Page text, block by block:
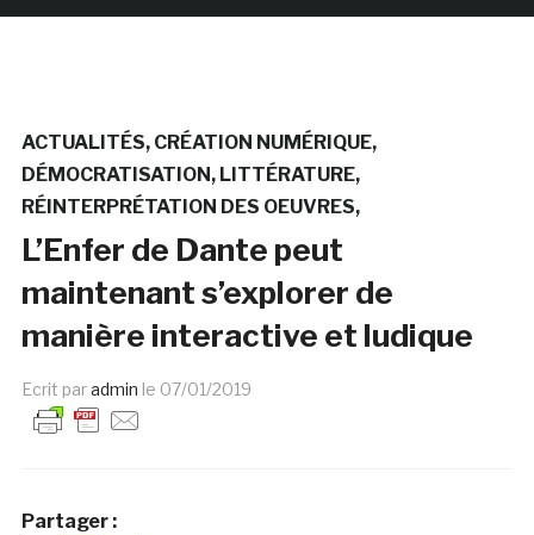
ACTUALITÉS CRÉATION NUMÉRIQUE
DÉMOCRATISATION
LITTÉRATURE
RÉINTERPRÉTATION DES OEUVRES
L’Enfer de Dante peut
maintenant s’explorer de
manière interactive et ludique
Ecrit paradmin le 07/01/2019
Partager :